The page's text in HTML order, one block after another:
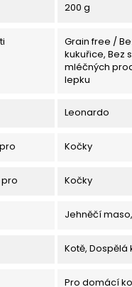
200 g
Grain free /
kukuřice, Bez
mléčných
lepku
Leonardo
Kočky
Kočky
Jehněčí
Kotě, Dospělá
Pro domácí